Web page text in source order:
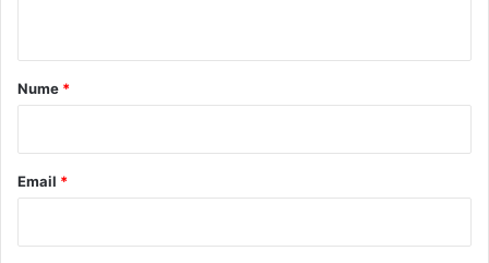
r
*
Nume *
Email *